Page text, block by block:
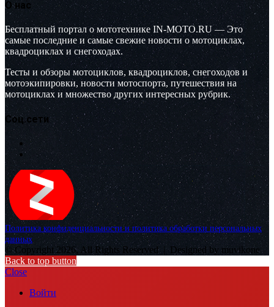
О нас
Бесплатный портал о мототехнике IN-MOTO.RU — Это
самые последние и самые свежие новости о мотоциклах,
квадроциклах и снегоходах.
Тесты и обзоры мотоциклов, квадроциклов, снегоходов и
мотоэкипировки, новости мотоспорта, путешествия на
мотоциклах и множество других интересных рубрик.
Соц.сети
Политика конфиденциальности и политика обработки персональных
данных
© Copyright 2026, All Rights Reserved |
Designed by muvikone
Back to top button
Close
Войти